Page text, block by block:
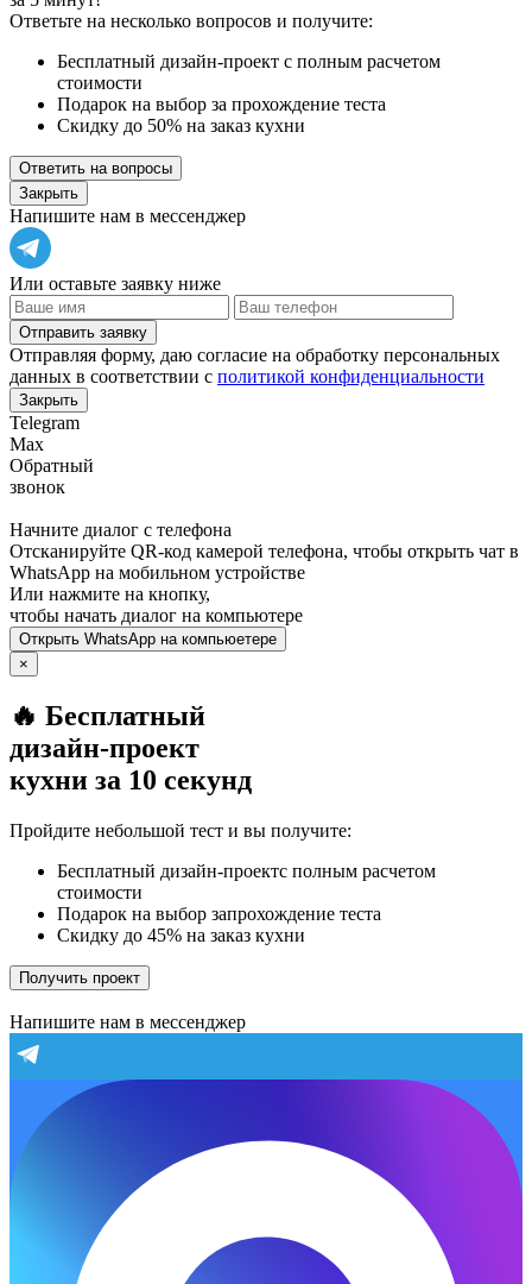
Ответьте на несколько вопросов и получите:
Бесплатный дизайн-проект с полным расчетом
стоимости
Подарок на выбор за прохождение теста
Скидку до 50% на заказ кухни
Ответить на вопросы
Закрыть
Напишите нам в мессенджер
Или оставьте заявку ниже
Отправить заявку
Отправляя форму, даю согласие на обработку персональных
данных в соответствии с политикой конфиденциальности
Закрыть
Telegram
Max
Обратный
звонок
Начните диалог с телефона
Отсканируйте QR-код камерой телефона, чтобы открыть чат в
WhatsApp на мобильном устройстве
Или нажмите на кнопку,
чтобы начать диалог на компьютере
Открыть WhatsApp на компьюетере
×
🔥 Бесплатный
дизайн-проект
кухни за 10 секунд
Пройдите небольшой тест и вы получите:
Бесплатный дизайн-проектс полным расчетом
стоимости
Подарок на выбор запрохождение теста
Скидку до 45% на заказ кухни
Получить проект
Напишите нам в мессенджер